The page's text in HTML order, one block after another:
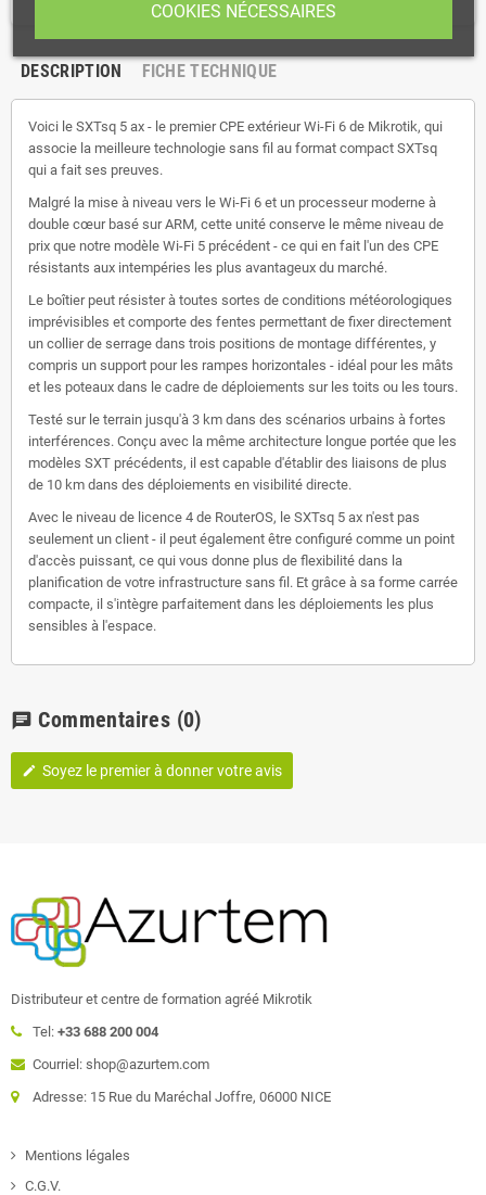
DESCRIPTION FICHE TECHNIQUE
Voici le SXTsq 5 ax - le premier CPE extérieur Wi-Fi 6 de Mikrotik, qui
associe la meilleure technologie sans fil au format compact SXTsq
qui a fait ses preuves.
Malgré la mise à niveau vers le Wi-Fi 6 et un processeur moderne à
double cœur basé sur ARM, cette unité conserve le même niveau de
prix que notre modèle Wi-Fi 5 précédent - ce qui en fait l'un des CPE
résistants aux intempéries les plus avantageux du marché.
Le boîtier peut résister à toutes sortes de conditions météorologiques
imprévisibles et comporte des fentes permettant de fixer directement
un collier de serrage dans trois positions de montage différentes, y
compris un support pour les rampes horizontales - idéal pour les mâts
et les poteaux dans le cadre de déploiements sur les toits ou les tours.
Testé sur le terrain jusqu'à 3 km dans des scénarios urbains à fortes
interférences. Conçu avec la même architecture longue portée que les
modèles SXT précédents, il est capable d'établir des liaisons de plus
de 10 km dans des déploiements en visibilité directe.
Avec le niveau de licence 4 de RouterOS, le SXTsq 5 ax n'est pas
seulement un client - il peut également être configuré comme un point
d'accès puissant, ce qui vous donne plus de flexibilité dans la
planification de votre infrastructure sans fil. Et grâce à sa forme carrée
compacte, il s'intègre parfaitement dans les déploiements les plus
sensibles à l'espace.
chat Commentaires (0)
edit Soyez le premier à donner votre avis
Distributeur et centre de formation agréé Mikrotik
Tel: +33 688 200 004
Courriel: shop@azurtem.com
Adresse: 15 Rue du Maréchal Joffre, 06000 NICE
Mentions légales
C.G.V.
COOKIES NÉCESSAIRES